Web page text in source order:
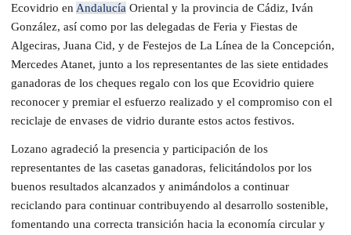
Ecovidrio en Andalucía Oriental y la provincia de Cádiz, Iván
González, así como por las delegadas de Feria y Fiestas de
Algeciras, Juana Cid, y de Festejos de La Línea de la Concepción,
Mercedes Atanet, junto a los representantes de las siete entidades
ganadoras de los cheques regalo con los que Ecovidrio quiere
reconocer y premiar el esfuerzo realizado y el compromiso con el
reciclaje de envases de vidrio durante estos actos festivos.
Lozano agradeció la presencia y participación de los
representantes de las casetas ganadoras, felicitándolos por los
buenos resultados alcanzados y animándolos a continuar
reciclando para continuar contribuyendo al desarrollo sostenible,
fomentando una correcta transición hacia la economía circular y